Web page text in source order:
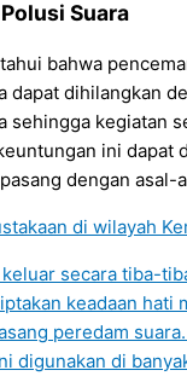
Suara
bahwa
dapat dihilangkan
sehingga kegiatan
ini dapat
dengan
keluar secara tiba-
keadaan
peredam
digunakan di